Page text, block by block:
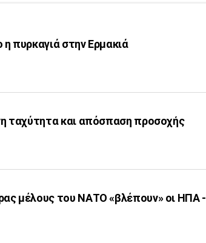
πυρκαγιά στην Ερμακιά
ταχύτητα και απόσπαση προσοχής
μέλους του ΝΑΤΟ «βλέπουν» οι ΗΠΑ -